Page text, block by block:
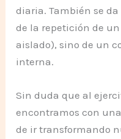
diaria. También se
de la repetición de
aislado), sino de un
interna.
Sin duda que al
encontramos con
de ir transformando